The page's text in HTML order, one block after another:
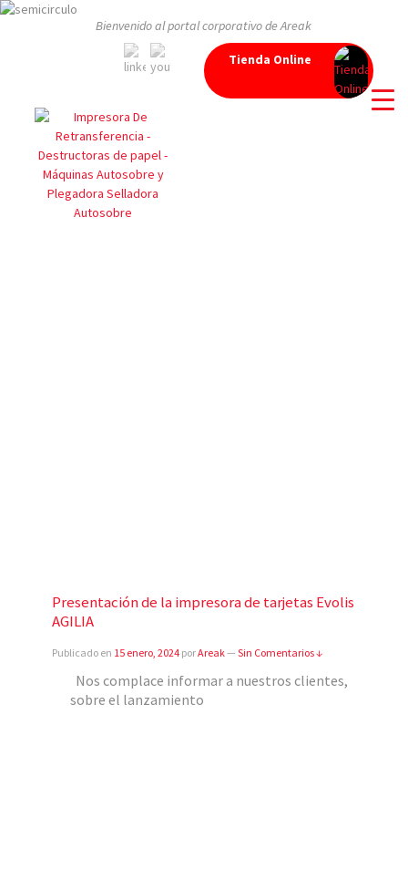
Bienvenido al portal corporativo de Areak
Tienda Online
Presentación de la impresora de tarjetas Evolis
AGILIA
Publicado en 15 enero, 2024porAreak— Sin Comentarios ↓
Nos complace informar a nuestros clientes,
sobre el lanzamiento